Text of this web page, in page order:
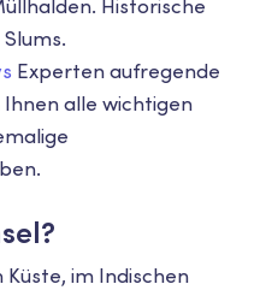
Historische
Experten aufregende
Ihnen alle wichtigen
im Indischen